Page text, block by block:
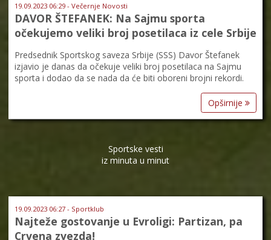
19.09.2023 06:29 - Večernje Novosti
DAVOR ŠTEFANEK: Na Sajmu sporta
očekujemo veliki broj posetilaca iz cele Srbije
Predsednik Sportskog saveza Srbije (SSS) Davor Štefanek
izjavio je danas da očekuje veliki broj posetilaca na Sajmu
sporta i dodao da se nada da će biti oboreni brojni rekordi.
Opširnije
Sportske vesti
iz minuta u minut
19.09.2023 06:27 - Sportklub
Najteže gostovanje u Evroligi: Partizan, pa
Crvena zvezda!